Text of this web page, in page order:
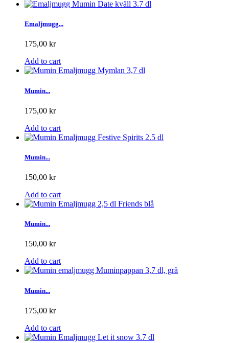
Emaljmugg...
175,00 kr
Add to cart
Mumin...
175,00 kr
Add to cart
Mumin...
150,00 kr
Add to cart
Mumin...
150,00 kr
Add to cart
Mumin...
175,00 kr
Add to cart